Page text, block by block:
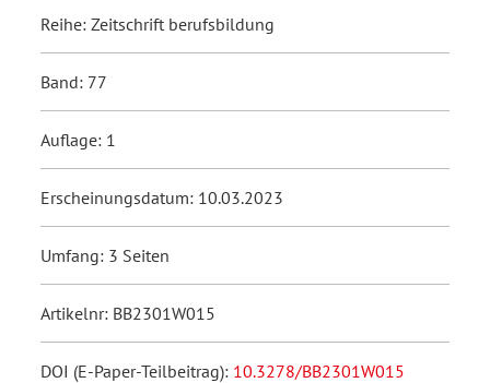
Reihe: Zeitschrift berufsbildung
Band: 77
Auflage: 1
Erscheinungsdatum: 10.03.2023
Umfang: 3 Seiten
Artikelnr: BB2301W015
DOI (E-Paper-Teilbeitrag): 10.3278/BB2301W015